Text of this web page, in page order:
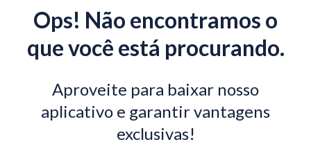
Ops! Não encontramos o
que você está procurando.
Aproveite para baixar nosso
aplicativo e garantir vantagens
exclusivas!